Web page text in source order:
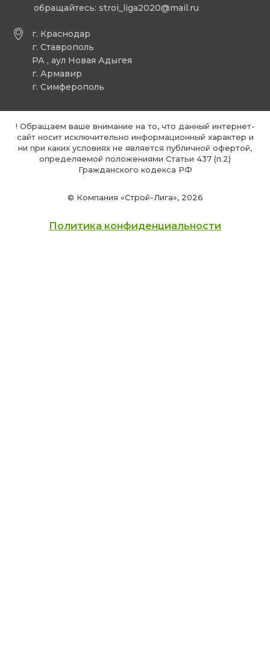
г. Краснодар
г. Ставрополь
РА , аул Новая Адыгея
г. Армавир
г. Симферополь
обращайтесь: stroi_liga2020@mail.ru
© Компания «Строй-Лига», 2026
! Обращаем ваше внимание на то, что данный интернет-
сайт носит исключительно информационный характер и
ни при каких условиях не является публичной офертой,
определяемой положениями Статьи 437 (п.2)
Гражданского кодекса РФ
Политика конфиденциальности